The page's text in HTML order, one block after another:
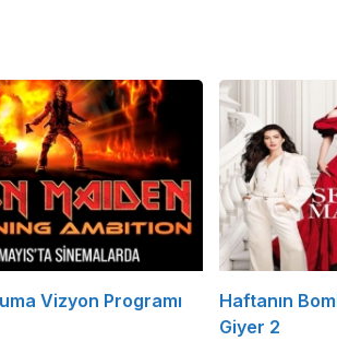
Vizyon Programı
Haftanın
Giyer 2